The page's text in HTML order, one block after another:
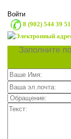
Войти
8 (902) 544 39 51
Заполните